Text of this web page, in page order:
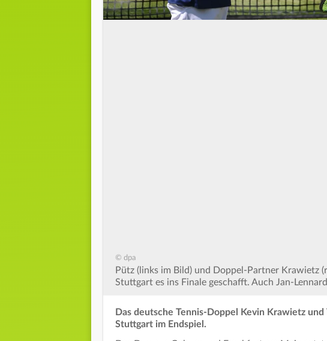
© dpa
Pütz (links im Bild) und Doppel-Partner Krawietz
Stuttgart es ins Finale geschafft. Auch Jan-
Das deutsche Tennis-Doppel Kevin Krawietz
Stuttgart im Endspiel.